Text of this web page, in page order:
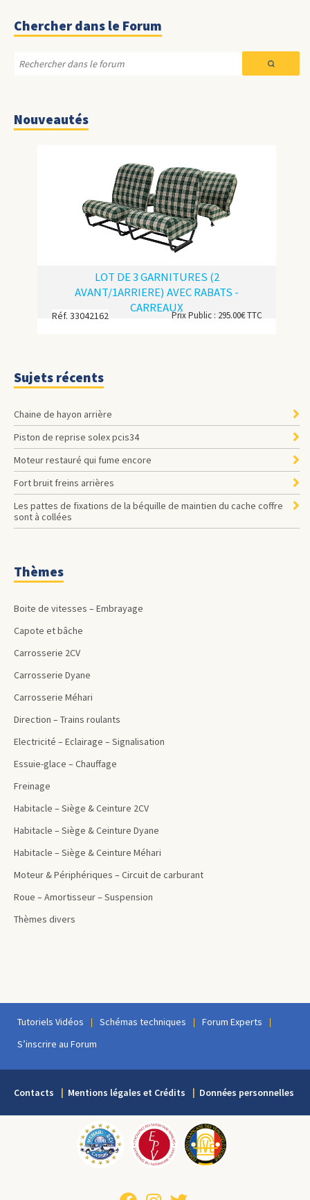
Chercher dans le Forum
Nouveautés
LOT DE 3 GARNITURES (2
AVANT/1ARRIERE) AVEC RABATS -
CARREAUX
Réf. 33042162 Prix Public : 295.00€ TTC
Sujets récents
Chaine de hayon arrière
Piston de reprise solex pcis34
Moteur restauré qui fume encore
Fort bruit freins arrières
les pattes de fixations de la béquille de maintien du cache coffre
sont à collées
Thèmes
Boite de vitesses – Embrayage
Capote et bâche
Carrosserie 2CV
Carrosserie Dyane
Carrosserie Méhari
Direction – Trains roulants
Electricité – Eclairage – Signalisation
Essuie-glace – Chauffage
Freinage
Habitacle – Siège & Ceinture 2CV
Habitacle – Siège & Ceinture Dyane
Habitacle – Siège & Ceinture Méhari
Moteur & Périphériques – Circuit de carburant
Roue – Amortisseur – Suspension
Thèmes divers
Tutoriels Vidéos Schémas techniques
Forum Experts
S’inscrire au Forum
Contacts Mentions légales et Crédits Données personnelles